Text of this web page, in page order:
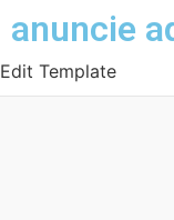
anuncie
Edit Template